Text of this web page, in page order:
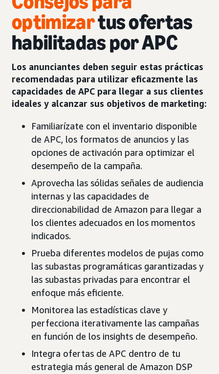
optimizartus ofertas
habilitadas por APC
Los anunciantes deben seguir estas prácticas
recomendadas para utilizar eficazmente las
capacidades de APC para llegar a sus clientes
ideales y alcanzar sus objetivos de marketing:
Familiarízate con el inventario disponible
de APC, los formatos de anuncios y las
opciones de activación para optimizar el
desempeño de la campaña.
Aprovecha las sólidas señales de audiencia
internas y las capacidades de
direccionabilidad de Amazon para llegar a
los clientes adecuados en los momentos
indicados.
Prueba diferentes modelos de pujas como
las subastas programáticas garantizadas y
las subastas privadas para encontrar el
enfoque más eficiente.
Monitorea las estadísticas clave y
perfecciona iterativamente las campañas
en función de los insights de desempeño.
Integra ofertas de APC dentro de tu
estrategia más general de Amazon DSP